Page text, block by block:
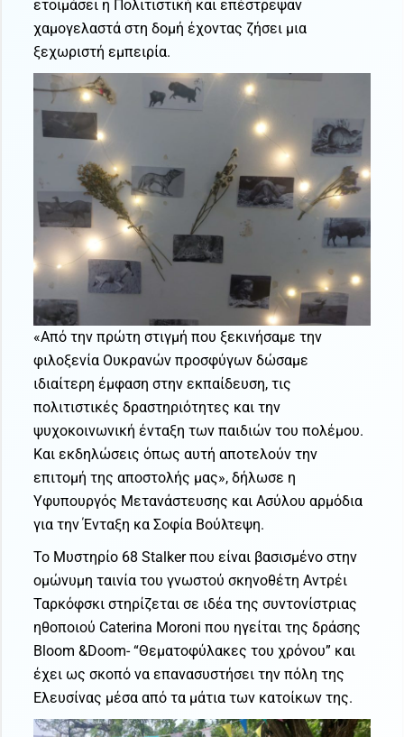
ετοιμάσει η Πολιτιστική και επέστρεψαν
χαμογελαστά στη δομή έχοντας ζήσει μια
ξεχωριστή εμπειρία.
«Από την πρώτη στιγμή που ξεκινήσαμε την
φιλοξενία Ουκρανών προσφύγων δώσαμε
ιδιαίτερη έμφαση στην εκπαίδευση, τις
πολιτιστικές δραστηριότητες και την
ψυχοκοινωνική ένταξη των παιδιών του πολέμου.
Και εκδηλώσεις όπως αυτή αποτελούν την
επιτομή της αποστολής μας», δήλωσε η
Υφυπουργός Μετανάστευσης και Ασύλου αρμόδια
για την Ένταξη κα Σοφία Βούλτεψη.
Το Μυστηρίο 68 Stalker που είναι βασισμένο στην
ομώνυμη ταινία του γνωστού σκηνοθέτη Αντρέι
Ταρκόφσκι στηρίζεται σε ιδέα της συντονίστριας
ηθοποιού Caterina Moroni που ηγείται της δράσης
Bloom &Doom- “Θεματοφύλακες του χρόνου” και
έχει ως σκοπό να επανασυστήσει την πόλη της
Ελευσίνας μέσα από τα μάτια των κατοίκων της.